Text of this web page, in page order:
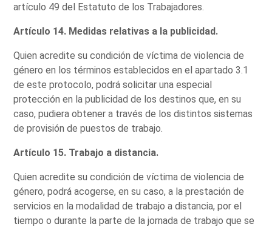
artículo 49 del Estatuto de los Trabajadores.
Artículo 14. Medidas relativas a la publicidad.
Quien acredite su condición de víctima de violencia de
género en los términos establecidos en el apartado 3.1
de este protocolo, podrá solicitar una especial
protección en la publicidad de los destinos que, en su
caso, pudiera obtener a través de los distintos sistemas
de provisión de puestos de trabajo.
Artículo 15. Trabajo a distancia.
Quien acredite su condición de víctima de violencia de
género, podrá acogerse, en su caso, a la prestación de
servicios en la modalidad de trabajo a distancia, por el
tiempo o durante la parte de la jornada de trabajo que se